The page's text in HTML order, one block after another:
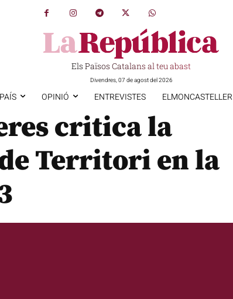
Els Països Catalans al teu abast
Divendres, 07 de agost del 2026
OPINIÓ ENTREVISTES ELMONCASTELLER
critica la
Territori en la